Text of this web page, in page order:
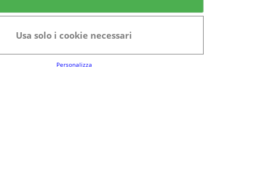
FAQs
Regolamento del Servizio
Usa solo i cookie necessari
Personalizza